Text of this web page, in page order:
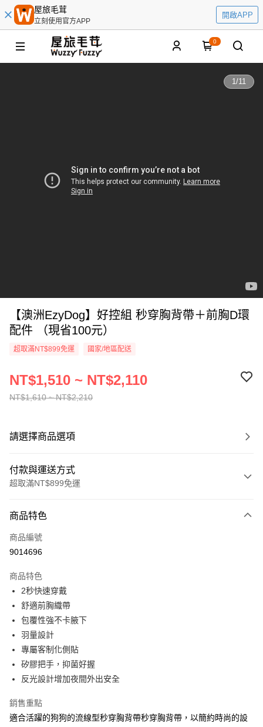
屋旅毛茸
立刻使用官方APP
開啟APP
0
1/11
【澳洲EzyDog】好控組 秒穿胸背帶＋前胸D環
配件 （現省100元）
超取滿NT$899免運 國家/地區配送
NT$1,610 ~ NT$2,210
NT$1,510 ~ NT$2,110
請選擇商品選項
付款與運送方式
超取滿NT$899免運
信用卡一次付款
超商取貨付款
Apple Pay
街口支付
悠遊付
ATM付款
運送方式
全家取貨付款
每筆NT$60，滿NT$899(含以上)免運費
商品特色
商品編號
9014696
商品特色
2秒快速穿戴
舒適前胸織帶
包覆性強不卡腋下
羽量設計
專屬客制化側貼
矽膠把手，抑菌好握
反光設計增加夜間外出安全
銷售重點
適合活躍的狗狗的流線型秒穿胸背帶秒穿胸背帶，以簡約時尚的設